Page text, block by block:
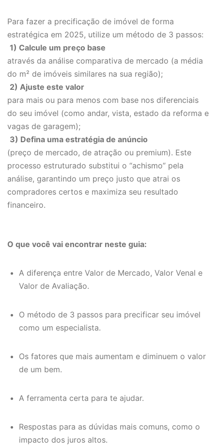
Para fazer a precificação de imóvel de forma
estratégica em 2025, utilize um método de 3 passos:
1) Calcule um preço base
através da análise comparativa de mercado (a média
do m² de imóveis similares na sua região);
2) Ajuste este valor
para mais ou para menos com base nos diferenciais
do seu imóvel (como andar, vista, estado da reforma e
vagas de garagem);
3) Defina uma estratégia de anúncio
(preço de mercado, de atração ou premium). Este
processo estruturado substitui o “achismo” pela
análise, garantindo um preço justo que atrai os
compradores certos e maximiza seu resultado
financeiro.
O que você vai encontrar neste guia:
A diferença entre Valor de Mercado, Valor Venal e
Valor de Avaliação.
O método de 3 passos para precificar seu imóvel
como um especialista.
Os fatores que mais aumentam e diminuem o valor
de um bem.
A ferramenta certa para te ajudar.
Respostas para as dúvidas mais comuns, como o
impacto dos juros altos.